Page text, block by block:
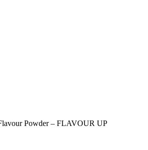
Powder – FLAVOUR UP